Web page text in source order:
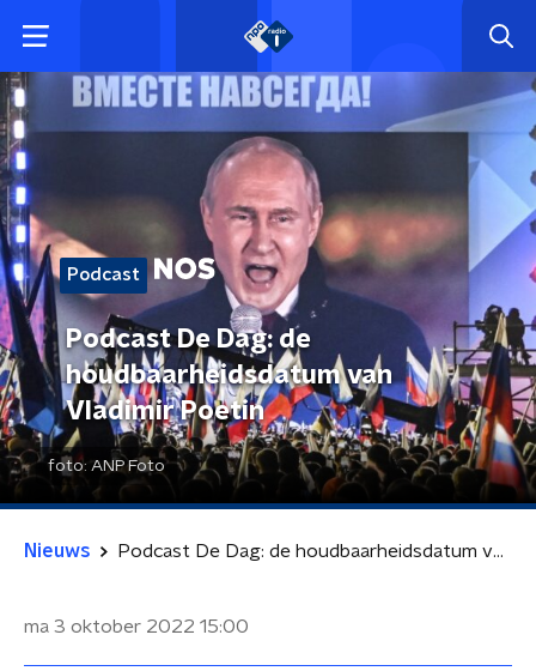
Podcast
Podcast De Dag: de
houdbaarheidsdatum van
Vladimir Poetin
foto: ANP Foto
Nieuws Podcast De Dag: de houdbaarheidsdatum van Vladimir Poetin
ma 3 oktober 2022 15:00